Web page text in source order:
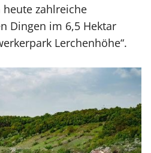
zahlreiche
Dingen im 6,5 Hektar
Lerchenhöhe“.